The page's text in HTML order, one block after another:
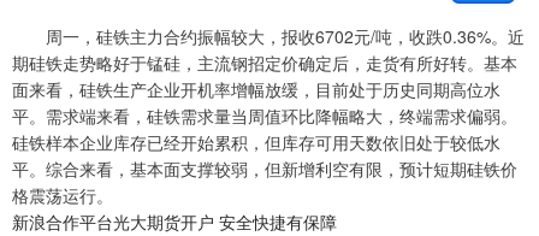
周一，硅铁主力合约振幅较大，报收6702元/吨，收跌0.36%。近
期硅铁走势略好于锰硅，主流钢招定价确定后，走货有所好转。基本
面来看，硅铁生产企业开机率增幅放缓，目前处于历史同期高位水
平。需求端来看，硅铁需求量当周值环比降幅略大，终端需求偏弱。
硅铁样本企业库存已经开始累积，但库存可用天数依旧处于较低水
平。综合来看，基本面支撑较弱，但新增利空有限，预计短期硅铁价
格震荡运行。
新浪合作平台光大期货开户 安全快捷有保障